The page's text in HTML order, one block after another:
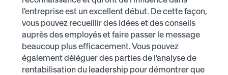
l'entreprise est un excellent début. De cette façon,
vous pouvez recueillir des idées et des conseils
auprès des employés et faire passer le message
beaucoup plus efficacement. Vous pouvez
également déléguer des parties de l'analyse de
rentabilisation du leadership pour démontrer que